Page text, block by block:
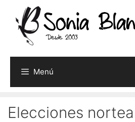
contenido
Menú
Elecciones